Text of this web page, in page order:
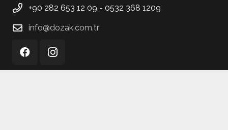
+90 282 653 12 09 - 0532 368 1209
info@dozak.com.tr